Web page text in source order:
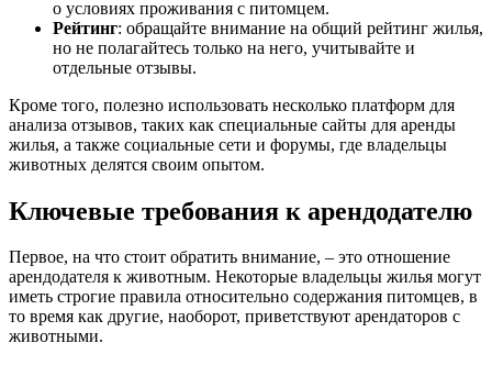
о условиях проживания с питомцем.
Рейтинг: обращайте внимание на общий рейтинг жилья,
но не полагайтесь только на него, учитывайте и
отдельные отзывы.
Кроме того, полезно использовать несколько платформ для
анализа отзывов, таких как специальные сайты для аренды
жилья, а также социальные сети и форумы, где владельцы
животных делятся своим опытом.
Ключевые требования к арендодателю
Первое, на что стоит обратить внимание, – это отношение
арендодателя к животным. Некоторые владельцы жилья могут
иметь строгие правила относительно содержания питомцев, в
то время как другие, наоборот, приветствуют арендаторов с
животными.